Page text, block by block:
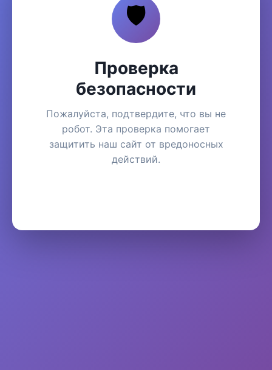
🛡️
Проверка
безопасности
Пожалуйста, подтвердите, что вы не
робот. Эта проверка помогает
защитить наш сайт от вредоносных
действий.